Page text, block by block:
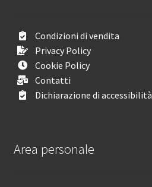
Condizioni di vendita
Privacy Policy
Cookie Policy
Contatti
Dichiarazione di accessibilità
Area personale